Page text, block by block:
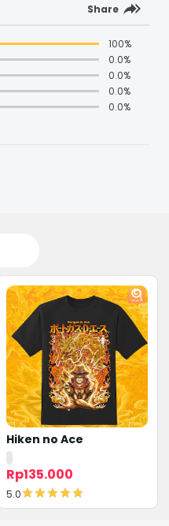
Share
100%
0.0%
0.0%
0.0%
0.0%
Hiken no Ace
Rp135.000
5.0